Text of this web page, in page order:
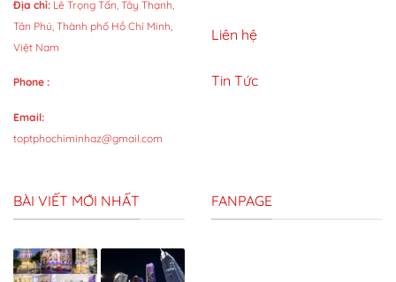
Địa chỉ: Lê Trọng Tấn, Tây Thạnh,
Tân Phú, Thành phố Hồ Chí Minh,
Việt Nam
Phone :
Email:
toptphochiminhaz@gmail.com
Liên hệ
Tin Tức
BÀI VIẾT MỚI NHẤT FANPAGE